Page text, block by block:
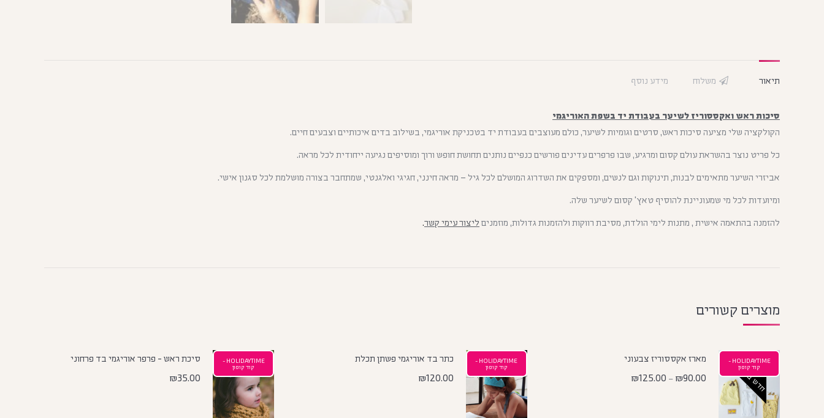
תיאור משלוח מידע נוסף
סיכות ראש ואקססוריז לשיער בעבודת יד בשפת האוריגמי
הקולקציה שלי מציעה סיכות ראש, סרטים וגומיות לשיער, כולם מעוצבים בעבודת יד בטכניקת אוריגמי, בשילוב בדים איכותיים וצבעים חיים.
כל פריט נוצר בהשראת עולם קסום ומרגיע, שבו פרפרים עדינים פורשים כנפיים נותנים תחושת חופש ורוך ומוסיפים נגיעה ייחודית לכל מראה.
אביזרי השיער מתאימים לבנות, תינוקות וגם לנשים, ומספקים את השדרוג המושלם לכל גיל – מראה חינני, חגיגי ואלגנטי, שמתחבר בצורה מושלמת לכל סגנון אישי.
ומיועדות לכל מי שמעוניינת להוסיף טאץ' קסום לשיער שלה.
להזמנה בהתאמה אישית , מתנות לימי הולדת, מסיבת רווקות ולהזמנות גדולות, מוזמנים ליצור עימי קשר.
מוצרים קשורים
חדש באתר
HOLIDAYTIME -
קוד קופון
מארז אקססוריז צבעוני
₪90.00
–
₪125.00
HOLIDAYTIME -
קוד קופון
כתר בד אוריגמי פשתן תכלת
₪120.00
HOLIDAYTIME -
קוד קופון
סיכת ראש - פרפר אוריגמי בד פרחוני
₪35.00